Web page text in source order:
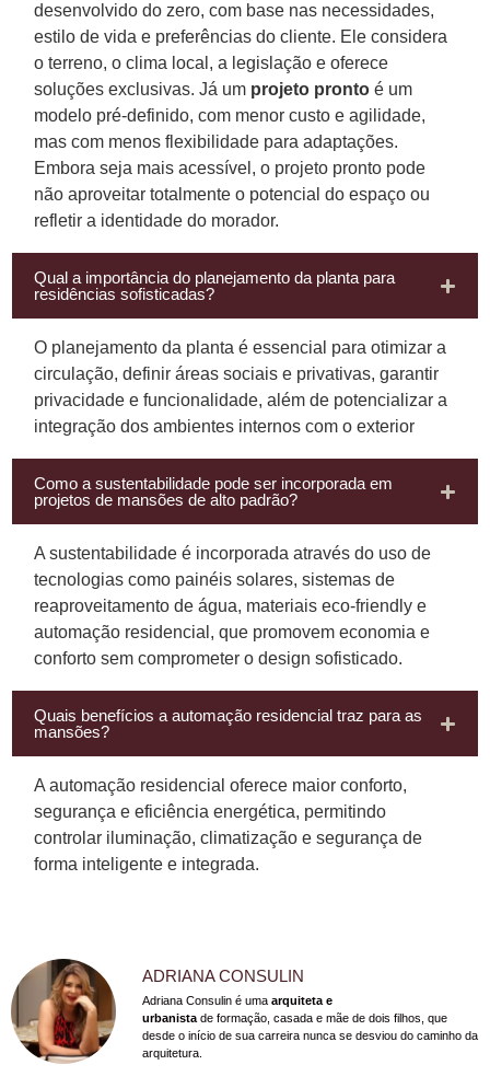
desenvolvido do zero, com base nas necessidades,
estilo de vida e preferências do cliente. Ele considera
o terreno, o clima local, a legislação e oferece
soluções exclusivas. Já um projeto pronto é um
modelo pré-definido, com menor custo e agilidade,
mas com menos flexibilidade para adaptações.
Embora seja mais acessível, o projeto pronto pode
não aproveitar totalmente o potencial do espaço ou
refletir a identidade do morador.
Qual a importância do planejamento da planta para
residências sofisticadas?
O planejamento da planta é essencial para otimizar a
circulação, definir áreas sociais e privativas, garantir
privacidade e funcionalidade, além de potencializar a
integração dos ambientes internos com o exterior
Como a sustentabilidade pode ser incorporada em
projetos de mansões de alto padrão?
A sustentabilidade é incorporada através do uso de
tecnologias como painéis solares, sistemas de
reaproveitamento de água, materiais eco-friendly e
automação residencial, que promovem economia e
conforto sem comprometer o design sofisticado.
Quais benefícios a automação residencial traz para as
mansões?
A automação residencial oferece maior conforto,
segurança e eficiência energética, permitindo
controlar iluminação, climatização e segurança de
forma inteligente e integrada.
ADRIANA CONSULIN
Adriana Consulin é uma arquiteta e
urbanista de formação, casada e mãe de dois filhos, que
desde o início de sua carreira nunca se desviou do caminho da
arquitetura.